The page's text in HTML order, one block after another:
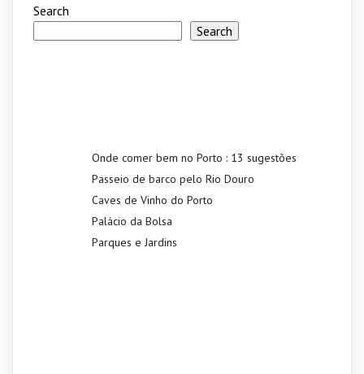
Search
Search
Onde comer bem no Porto : 13 sugestões
Passeio de barco pelo Rio Douro
Caves de Vinho do Porto
Palácio da Bolsa
Parques e Jardins